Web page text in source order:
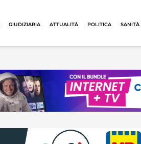
GIUDIZIARIA ATTUALITÀ POLITICA SANITÀ